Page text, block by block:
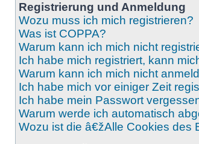
Registrierung und Anmeldung
Wozu muss ich mich registrieren?
Was ist COPPA?
Warum kann ich mich nicht
Ich habe mich registriert, kann
Warum kann ich mich nicht
Ich habe mich vor einiger Zeit
Ich habe mein Passwort
Warum werde ich automatisch
Wozu ist die â€žAlle Cookies